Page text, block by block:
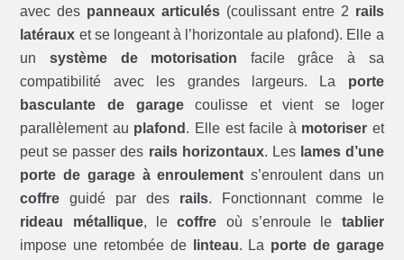
avec des panneaux articulés (coulissant entre 2 rails
latéraux et se longeant à l’horizontale au plafond). Elle a
unsystème de motorisation facile grâce à sa
compatibilité avec les grandes largeurs. La porte
basculante de garagecoulisse et vient se loger
parallèlement au plafond . Elle est facile à motoriser et
peut se passer des rails horizontaux. Les lames d’une
porte de garage à enroulement s’enroulent dans un
coffre guidé par des rails. Fonctionnant comme le
rideau métallique, lecoffre où s’enroule le tablier
impose une retombée de
linteau. La porte de garage